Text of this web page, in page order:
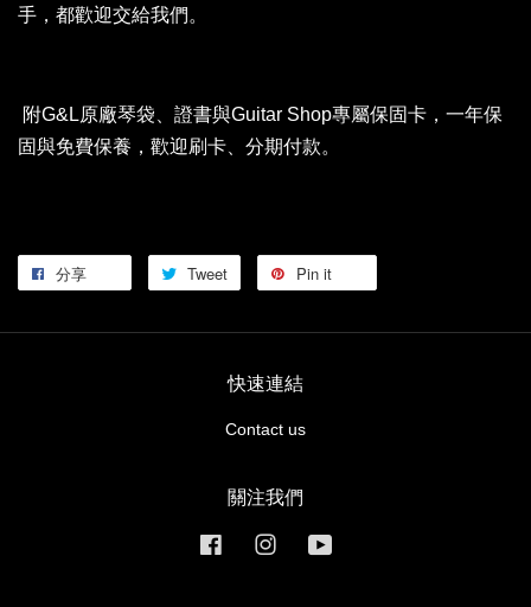
手，都歡迎交給我們。
附G&L原廠琴袋、證書與Guitar Shop專屬保固卡，一年保
固與免費保養，歡迎刷卡、分期付款。
分享 Tweet Pin it
快速連結
Contact us
關注我們
FacebookInstagram